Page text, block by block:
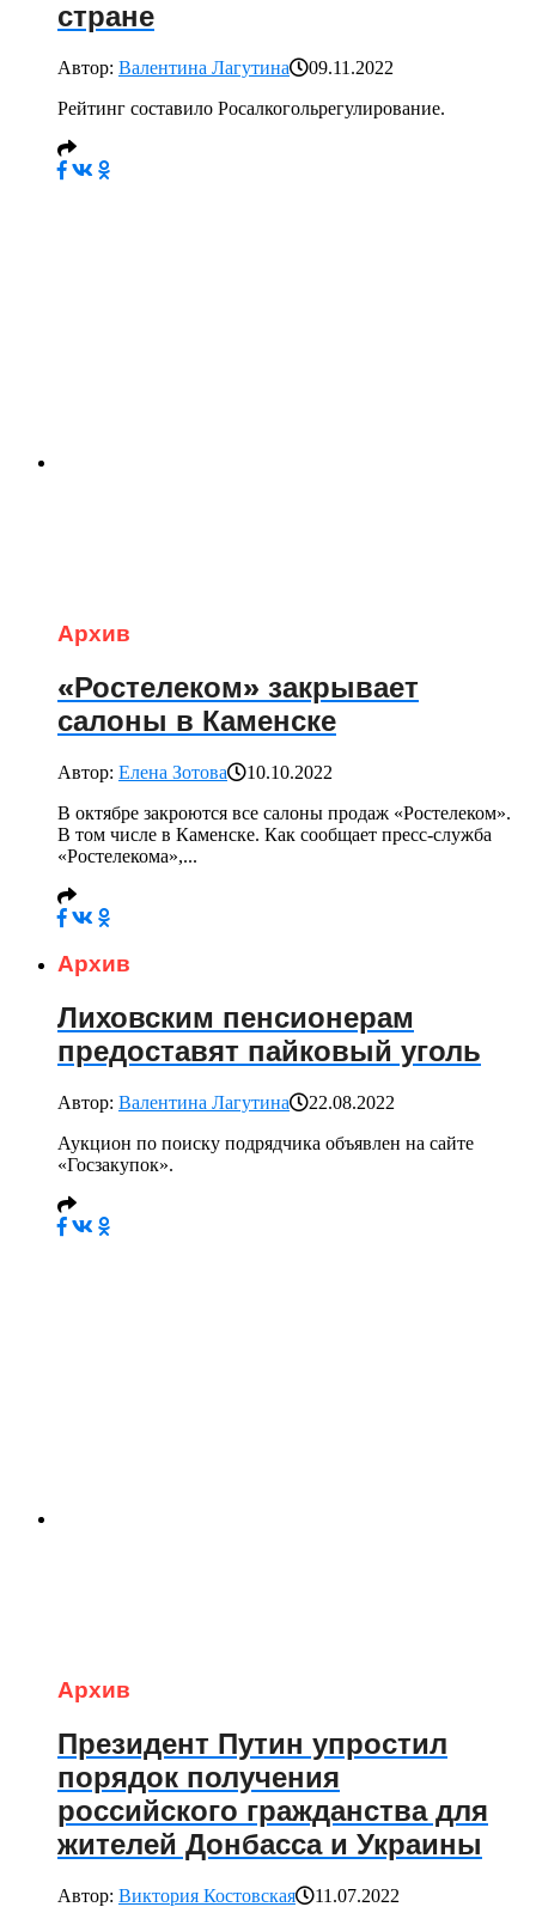
стране
Автор: Валентина Лагутина
09.11.2022
Рейтинг составило Росалкогольрегулирование.
Архив
«Ростелеком» закрывает
салоны в Каменске
Автор: Елена Зотова
10.10.2022
В октябре закроются все салоны продаж «Ростелеком».
В том числе в Каменске. Как сообщает пресс-служба
«Ростелекома»,...
Архив
Лиховским пенсионерам
предоставят пайковый уголь
Автор: Валентина Лагутина
22.08.2022
Аукцион по поиску подрядчика объявлен на сайте
«Госзакупок».
Архив
Президент Путин упростил
порядок получения
российского гражданства для
жителей Донбасса и Украины
Автор: Виктория Костовская
11.07.2022